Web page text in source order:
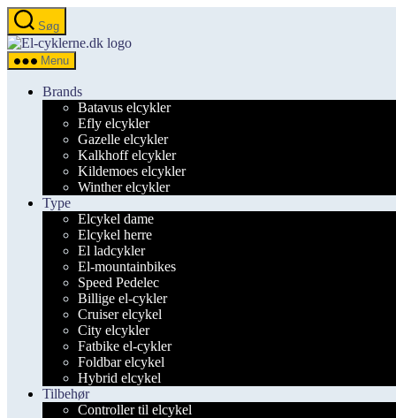
Spring
til
indholdet
Søg
el-
Menu
Brands
Batavus elcykler
Efly elcykler
Gazelle elcykler
Kalkhoff elcykler
Kildemoes elcykler
Winther elcykler
Type
Elcykel dame
Elcykel herre
El ladcykler
El-mountainbikes
Speed Pedelec
Billige el-cykler
Cruiser elcykel
City elcykler
Fatbike el-cykler
Foldbar elcykel
Hybrid elcykel
Tilbehør
Controller til elcykel